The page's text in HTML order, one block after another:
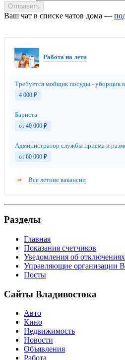
Отправить
Ваш чат в списке чатов дома —
Работа на лето
Требуется мойщик посуды - уборщик
4 000 ₽
Бариста
от 40 000 ₽
Администратор службы приема и
от 60 000 ₽
Все летние вакансии
Разделы
Главная
Показания счетчиков
Уведомления об
Управляющие организации
Посты
Сайты Владивостока
Авто
Кино
Недвижимость
Новости
Объявления
Работа